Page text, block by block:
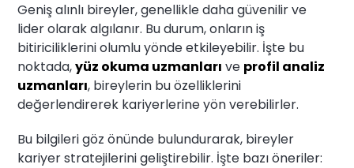
Geniş alınlı bireyler, genellikle daha güvenilir ve
lider olarak algılanır. Bu durum, onların iş
bitiriciliklerini olumlu yönde etkileyebilir. İşte bu
noktada,yüz okuma uzmanları ve profil analiz
uzmanları, bireylerin bu özelliklerini
değerlendirerek kariyerlerine yön verebilirler.
Bu bilgileri göz önünde bulundurarak, bireyler
kariyer stratejilerini geliştirebilir. İşte bazı öneriler: